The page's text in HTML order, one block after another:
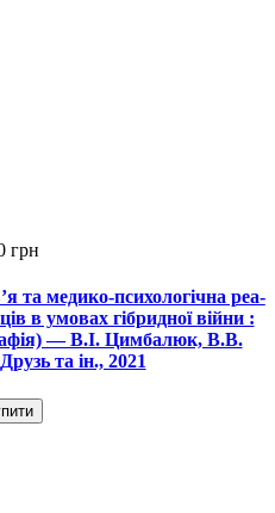
грн
та медико-психологічна реа­
в умовах гібридної війни :
— В.I. Цимбалюк, В.В.
та ін., 2021